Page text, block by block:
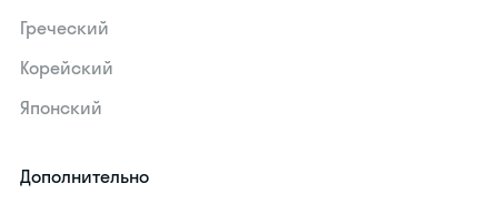
Греческий
Корейский
Японский
Дополнительно